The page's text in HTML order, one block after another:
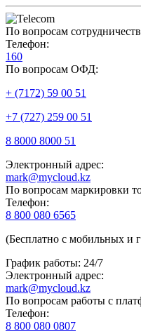
По вопросам
Телефон:
160
По вопросам ОФД:
+ (7172) 59 00 51
+7 (727) 259 00 51
8 8000 8000 51
Электронный адрес:
mark@mycloud.kz
По вопросам маркировки
Телефон:
8 800 080 6565
(Бесплатно с мобильных и
График работы: 24/7
Электронный адрес:
mark@mycloud.kz
По вопросам работы с
Телефон:
8 800 080 0807